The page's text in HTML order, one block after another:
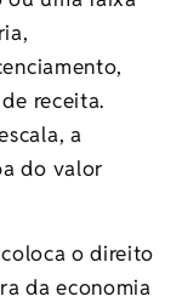
receita.
a
do valor
o direito
da economia